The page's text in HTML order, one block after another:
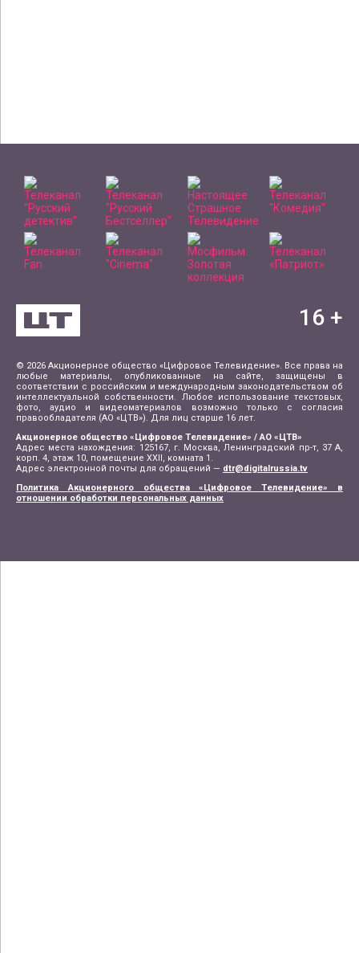
© 2026 Акционерное общество «Цифровое Телевидение». Все права на
любые материалы, опубликованные на сайте, защищены в
соответствии с российским и международным законодательством об
интеллектуальной собственности. Любое использование текстовых,
фото, аудио и видеоматериалов возможно только с согласия
правообладателя (АО «ЦТВ»). Для лиц старше 16 лет.
Акционерное общество «Цифровое Телевидение» / АО «ЦТВ»
Адрес места нахождения: 125167, г. Москва, Ленинградский пр-т, 37 А,
корп. 4, этаж 10, помещение XXII, комната 1.
Адрес электронной почты для обращений — dtr@digitalrussia.tv
Политика Акционерного общества «Цифровое Телевидение» в
отношении обработки персональных данных
16 +